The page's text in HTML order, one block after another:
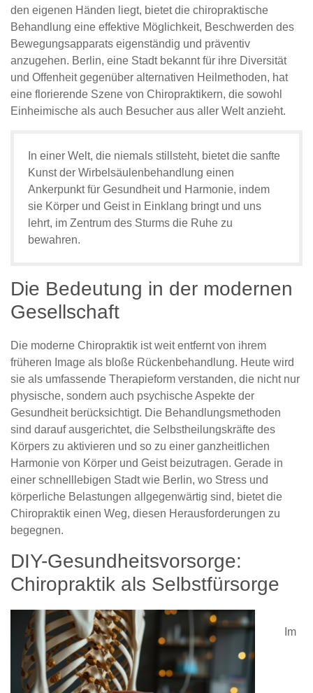
den eigenen Händen liegt, bietet die chiropraktische
Behandlung eine effektive Möglichkeit, Beschwerden des
Bewegungsapparats eigenständig und präventiv
anzugehen. Berlin, eine Stadt bekannt für ihre Diversität
und Offenheit gegenüber alternativen Heilmethoden, hat
eine florierende Szene von Chiropraktikern, die sowohl
Einheimische als auch Besucher aus aller Welt anzieht.
In einer Welt, die niemals stillsteht, bietet die sanfte
Kunst der Wirbelsäulenbehandlung einen
Ankerpunkt für Gesundheit und Harmonie, indem
sie Körper und Geist in Einklang bringt und uns
lehrt, im Zentrum des Sturms die Ruhe zu
bewahren.
Die Bedeutung in der modernen
Gesellschaft
Die moderne Chiropraktik ist weit entfernt von ihrem
früheren Image als bloße Rückenbehandlung. Heute wird
sie als umfassende Therapieform verstanden, die nicht nur
physische, sondern auch psychische Aspekte der
Gesundheit berücksichtigt. Die Behandlungsmethoden
sind darauf ausgerichtet, die Selbstheilungskräfte des
Körpers zu aktivieren und so zu einer ganzheitlichen
Harmonie von Körper und Geist beizutragen. Gerade in
einer schnelllebigen Stadt wie Berlin, wo Stress und
körperliche Belastungen allgegenwärtig sind, bietet die
Chiropraktik einen Weg, diesen Herausforderungen zu
begegnen.
DIY-Gesundheitsvorsorge:
Chiropraktik als Selbstfürsorge
Im